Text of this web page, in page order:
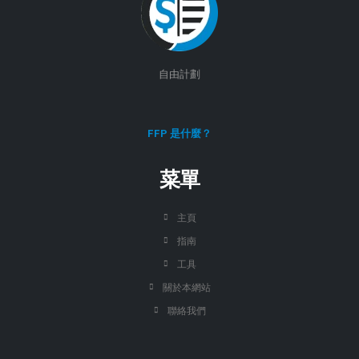
自由計劃
FFP 是什麼？
菜單
主頁
指南
工具
關於本網站
聯絡我們